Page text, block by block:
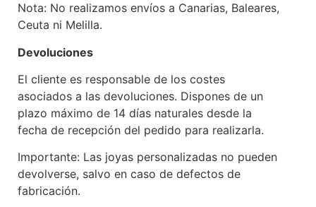
Nota: No realizamos envíos a Canarias, Baleares,
Ceuta ni Melilla.
Devoluciones
El cliente es responsable de los costes
asociados a las devoluciones. Dispones de un
plazo máximo de 14 días naturales desde la
fecha de recepción del pedido para realizarla.
Importante: Las joyas personalizadas no pueden
devolverse, salvo en caso de defectos de
fabricación.